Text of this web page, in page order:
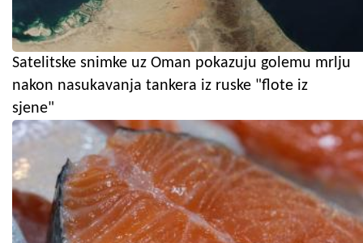
Satelitske snimke uz Oman pokazuju golemu mrlju
nakon nasukavanja tankera iz ruske "flote iz
sjene"